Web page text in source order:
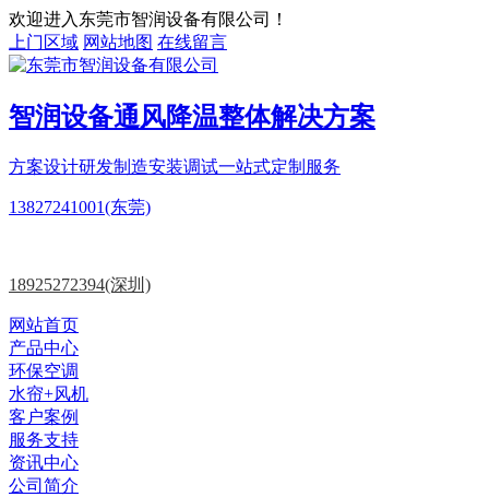
欢迎进入东莞市智润设备有限公司！
上门区域 网站地图 在线留言
智润设备通风降温整体解决方案
方案设计研发制造安装调试一站式定制服务
13827241001(东莞)
18925272394(深圳)
网站首页
产品中心
环保空调
水帘+风机
客户案例
服务支持
资讯中心
公司简介